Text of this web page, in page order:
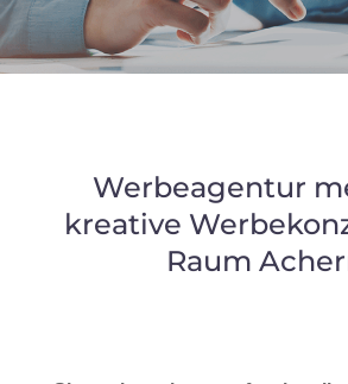
Werbeagentur
kreative
Raum